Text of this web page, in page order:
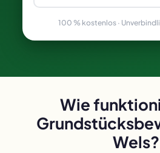
100 % kostenlos ·
Wie
Wels?